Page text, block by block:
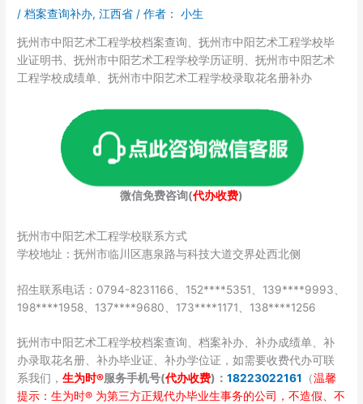
/档案查询补办,江西省 / 作者： 小生
抚州市中阳艺术工程学校档案查询、抚州市中阳艺术工程学校毕
业证明书、抚州市中阳艺术工程学校学历证明、抚州市中阳艺术
工程学校成绩单、抚州市中阳艺术工程学校录取花名册补办
微信免费咨询(代办收费)
抚州市中阳艺术工程学校联系方式
学校地址：抚州市临川区惠泉路与科技大道交界处西北侧
招生联系电话：0794-8231166、152****5351、139****9993、
198****1958、137****9680、173****1171、138****1256
抚州市中阳艺术工程学校档案查询、档案补办、补办成绩单、补
办录取花名册、补办毕业证、补办学位证，如需要收费代办可联
系我们，生为时®服务手机号(代办收费)：18223022161 （温馨
提示：生为时® 为第三方正规代办毕业生事务的公司，不造假、不